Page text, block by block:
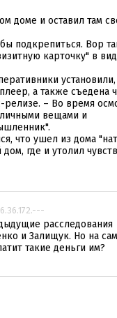
доме и оставил там
подкрепиться. Вор
карточку" в
установили,
а также съедена
релизе. – Во время
вещами и
что ушел из дома
где и утолил
расследования
и Залищук. Но на
такие деньги им?